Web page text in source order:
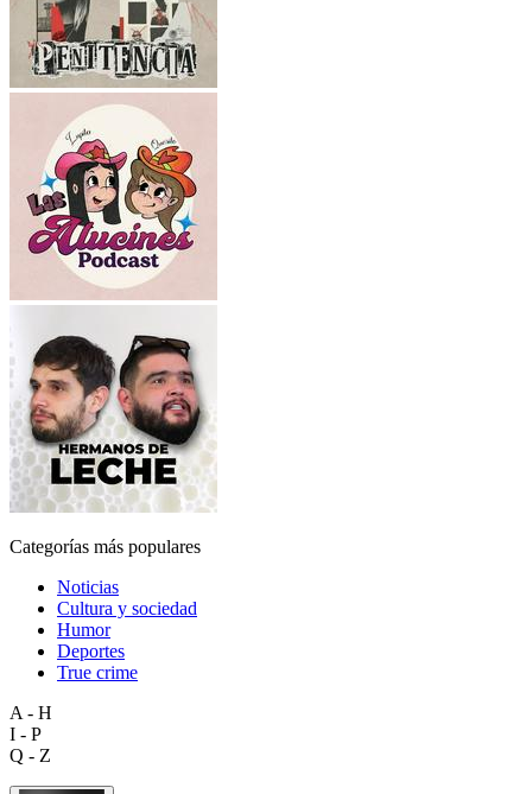
Categorías más populares
Noticias
Cultura y sociedad
Humor
Deportes
True crime
A - H
I - P
Q - Z